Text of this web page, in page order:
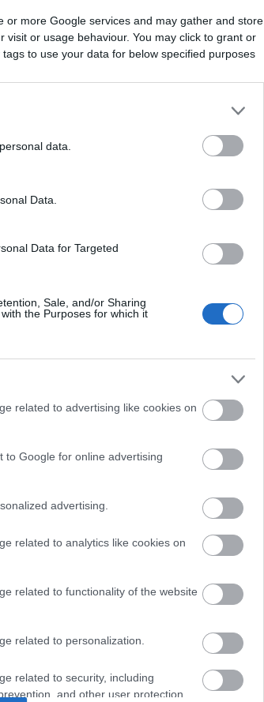
or more Google services and may gather and store
visit or usage behaviour. You may click to grant or
to use your data for below specified purposes
data.
Data.
Data for Targeted
Sale, and/or Sharing
the Purposes for which it
related to advertising like cookies on
to Google for online advertising
advertising.
related to analytics like cookies on
related to functionality of the website
related to personalization.
related to security, including
and other user protection.
amerikai gazdasági, politikai
a Jobbik antiszemita
gyilkosoknak" nevezte az
ideje lejárt".
hogy a zsidók keresztényt
a parlamentben,
sújtaná annak "terjesztőit".
lehetnek, és felszólít
homoszexualitása miatt.
bevándorlókkal és másokkal
jellemzik - teszik
a civilizált közbeszédben, s
és a Rágalmazásellenes
közbeszéd
létrehozásáról, amely magában
folytatódik a képviselők levele. -
szót emeljenek az
kinyilvánítva, hogy az